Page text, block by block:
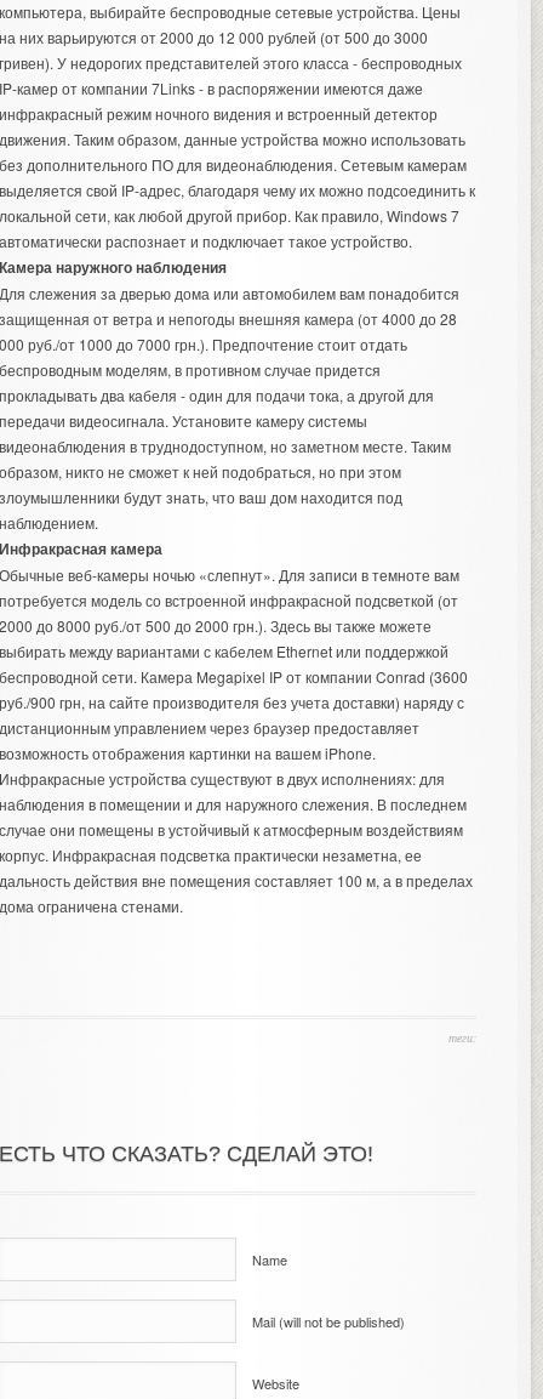
выбирайте беспроводные сетевые устройства. Цены
них варьируются от 2000 до 12 000 рублей (от 500 до 3000
У недорогих представителей этого класса - беспроводных
камер от компании 7Links - в распоряжении имеются даже
режим ночного видения и встроенный детектор
Таким образом, данные устройства можно использовать
дополнительного ПО для видеонаблюдения. Сетевым камерам
свой IP-адрес, благодаря чему их можно подсоединить к
сети, как любой другой прибор. Как правило, Windows 7
распознает и подключает такое устройство.
наружного наблюдения
слежения за дверью дома или автомобилем вам понадобится
от ветра и непогоды внешняя камера (от 4000 до 28
руб./от 1000 до 7000 грн.). Предпочтение стоит отдать
моделям, в противном случае придется
два кабеля - один для подачи тока, а другой для
видеосигнала. Установите камерусистемы
в труднодоступном, но заметном месте. Таким
никто не сможет к ней подобраться, но при этом
будут знать, что ваш дом находится под
камера
веб-камеры ночью «слепнут». Для записи в темноте вам
модель со встроенной инфракрасной подсветкой (от
до 8000 руб./от 500 до 2000 грн.). Здесь вы также можете
между вариантами с кабелем Ethernet или поддержкой
сети. Камера Megapixel IP от компании Conrad (3600
900 грн, на сайте производителя без учета доставки) наряду с
управлением через браузер предоставляет
отображения картинки на вашем iPhone.
устройства существуют в двух исполнениях: для
в помещении и для наружного слежения. В последнем
они помещены в устойчивый к атмосферным воздействиям
Инфракрасная подсветка практически незаметна, ее
действия вне помещения составляет 100 м, а в пределах
ограничена стенами.
теги:
ЧТО СКАЗАТЬ? СДЕЛАЙ ЭТО!
Name
Mail (will not be published)
Website